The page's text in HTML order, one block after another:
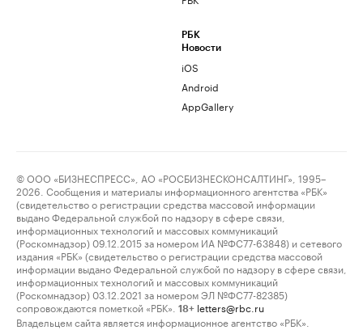
РБК
Новости
iOS
Android
AppGallery
© ООО «БИЗНЕСПРЕСС», АО «РОСБИЗНЕСКОНСАЛТИНГ», 1995–
2026. Сообщения и материалы информационного агентства «РБК»
(свидетельство о регистрации средства массовой информации
выдано Федеральной службой по надзору в сфере связи,
информационных технологий и массовых коммуникаций
(Роскомнадзор) 09.12.2015 за номером ИА №ФС77-63848) и сетевого
издания «РБК» (свидетельство о регистрации средства массовой
информации выдано Федеральной службой по надзору в сфере связи,
информационных технологий и массовых коммуникаций
(Роскомнадзор) 03.12.2021 за номером ЭЛ №ФС77-82385)
сопровождаются пометкой «РБК».
18+ letters@rbc.ru
Владельцем сайта является информационное агентство «РБК».